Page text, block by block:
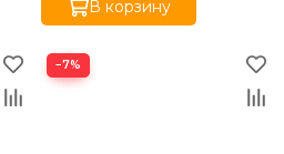
В корзину
−7%